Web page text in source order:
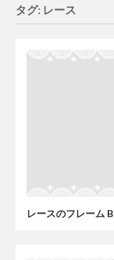
タグ: レース
レースのフレーム B